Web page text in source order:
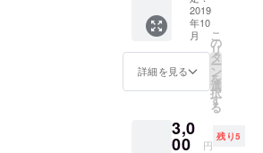
は突
如、江
戸時代
の日本
にタイ
まっ
た...!!!
プレイ”
・商品
説明 星
畑ひか
りさん
が開催
され
ロジェ
クショ
2019
年10
月
詳細を見る
こ
の
リ
タ
ー
ン
を
選
択
す
る
3,0
00 円
残り5